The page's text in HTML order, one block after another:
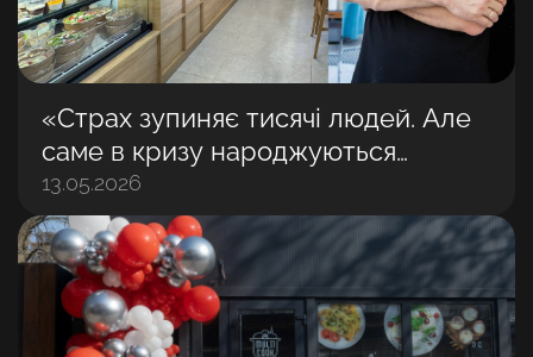
«Страх зупиняє тисячі людей. Але
саме в кризу народжуються
найбільші бізнеси»: Володимир
Матвійчук
13.05.2026